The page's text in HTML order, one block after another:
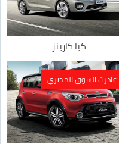
كيا كارينز
غادرت السوق المصري